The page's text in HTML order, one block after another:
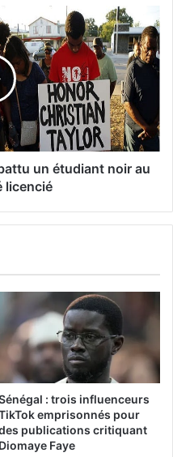
un étudiant noir au
licencié
: trois influenceurs
emprisonnés pour
publications critiquant
Diomaye Faye